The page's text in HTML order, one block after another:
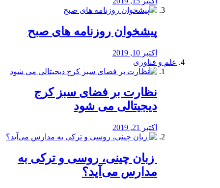
پیشخوان روزنامه های صبح
اکتبر 10, 2019
علم و فناوری
نظارت بر فضای سبز کرج
دیجیتالی می شود
اکتبر 21, 2019
️ زبان چینی، روسی و ترکی به
مدارس می‌آید؟